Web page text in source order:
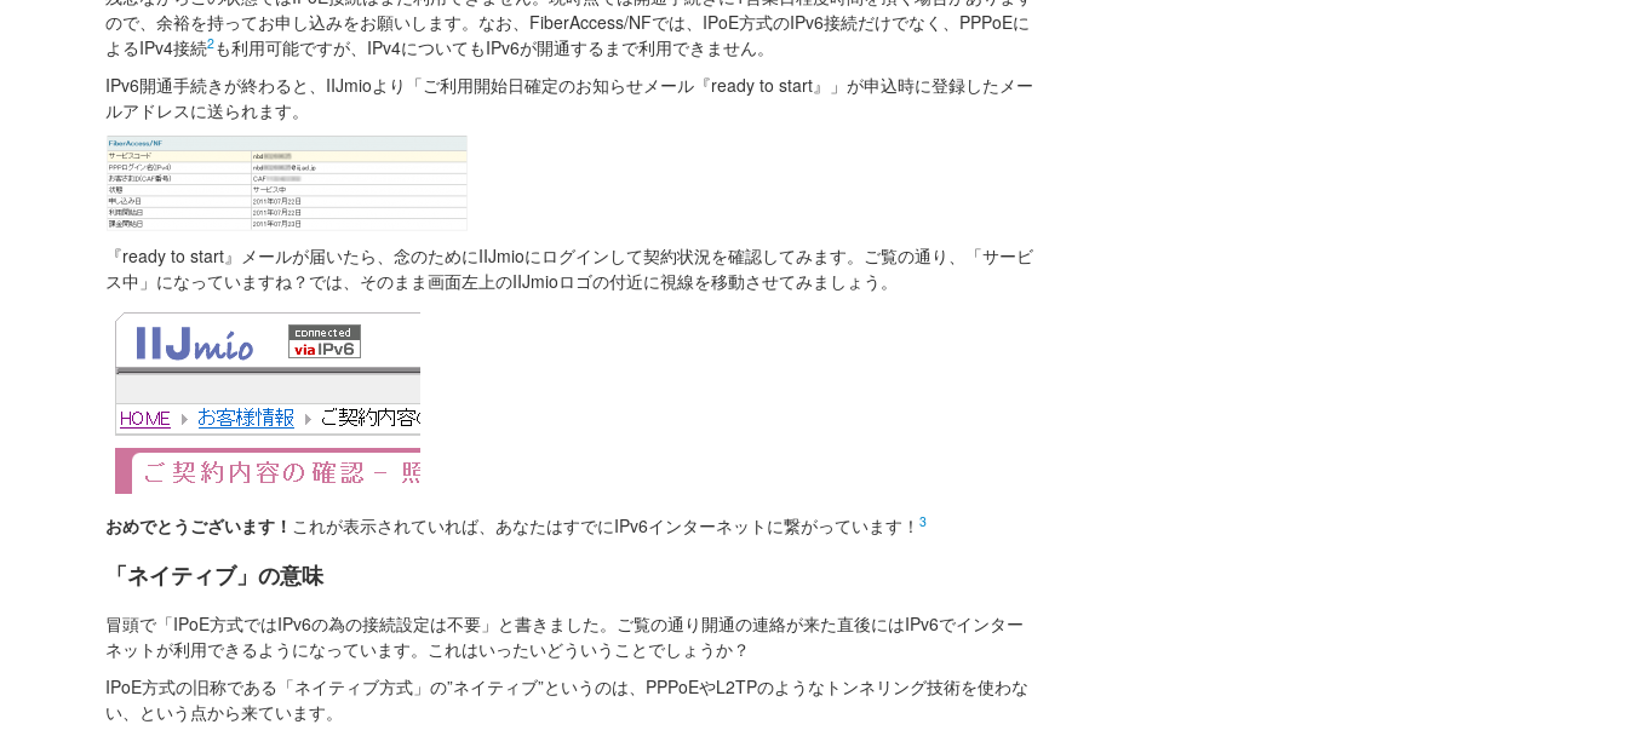
ので、余裕を持ってお申し込みをお願いします。なお、FiberAccess/NFでは、IPoE方式のIPv6接続だけでなく、PPPoEに
よるIPv4接続2も利用可能ですが、IPv4についてもIPv6が開通するまで利用できません。
IPv6開通手続きが終わると、IIJmioより「ご利用開始日確定のお知らせメール『ready to start』」が申込時に登録したメー
ルアドレスに送られます。
『ready to start』メールが届いたら、念のためにIIJmioにログインして契約状況を確認してみます。ご覧の通り、「サービ
ス中」になっていますね？では、そのまま画面左上のIIJmioロゴの付近に視線を移動させてみましょう。
おめでとうございます！ これが表示されていれば、あなたはすでにIPv6インターネットに繋がっています！ 3
「ネイティブ」の意味
冒頭で「IPoE方式ではIPv6の為の接続設定は不要」と書きました。ご覧の通り開通の連絡が来た直後にはIPv6でインター
ネットが利用できるようになっています。これはいったいどういうことでしょうか？
IPoE方式の旧称である「ネイティブ方式」の”ネイティブ”というのは、PPPoEやL2TPのようなトンネリング技術を使わな
い、という点から来ています。